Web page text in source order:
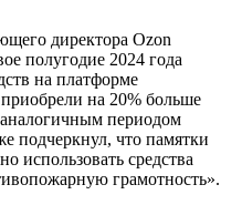
директора Ozon
полугодие 2024 года
на платформе
на 20% больше
периодом
подчеркнул, что памятки
использовать средства
грамотность».